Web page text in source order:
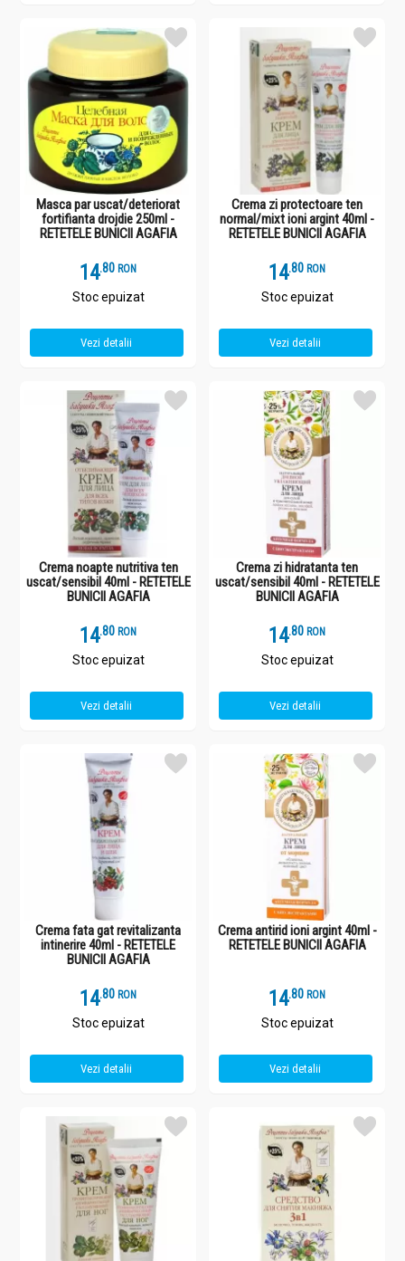
Masca par uscat/deteriorat
fortifianta drojdie 250ml -
RETETELE BUNICII AGAFIA
14.8 RON
Stoc epuizat
Vezi detalii
Crema zi protectoare ten
normal/mixt ioni argint 40ml -
RETETELE BUNICII AGAFIA
14.8 RON
Stoc epuizat
Vezi detalii
Crema noapte nutritiva ten
uscat/sensibil 40ml - RETETELE
BUNICII AGAFIA
14.8 RON
Stoc epuizat
Vezi detalii
Crema zi hidratanta ten
uscat/sensibil 40ml - RETETELE
BUNICII AGAFIA
14.8 RON
Stoc epuizat
Vezi detalii
Crema fata gat revitalizanta
intinerire 40ml - RETETELE
BUNICII AGAFIA
14.8 RON
Stoc epuizat
Vezi detalii
Crema antirid ioni argint 40ml -
RETETELE BUNICII AGAFIA
14.8 RON
Stoc epuizat
Vezi detalii